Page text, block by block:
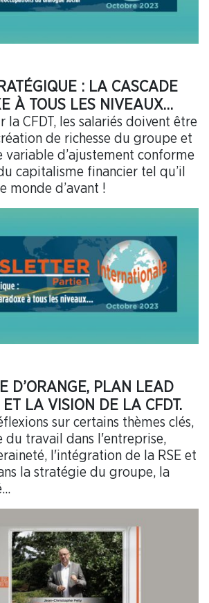
: LA CASCADE
À TOUS LES NIVEAUX…
la CFDT, les salariés doivent être
de richesse du groupe et
variable d’ajustement conforme
capitalisme financier tel qu’il
monde d’avant !
D’ORANGE, PLAN LEAD
ET LA VISION DE LA CFDT.
sur certains thèmes clés,
du travail dans l'entreprise,
l'intégration de la RSE et
la stratégie du groupe, la